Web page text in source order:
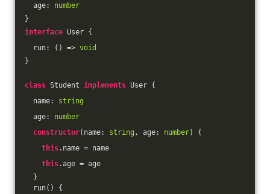
age: number
}
interface User {
run:
() => void
}
class Student implements User {
name: string
age: number
constructor( name: string , age: number) {
this.name = name
this.age = age
}
run() {